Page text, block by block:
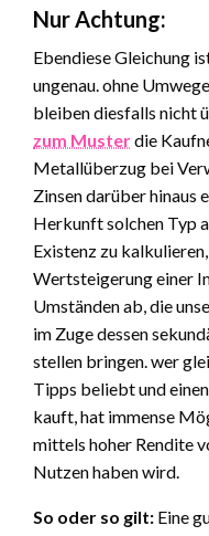
Nur Achtung:
Ebendiese Gleichung
ungenau. ohne
bleiben diesfalls nicht
zum Musterdie
Metallüberzug bei
Zinsen darüber hinaus
Herkunft solchen Typ
Existenz zu
Wertsteigerung einer
Umständen ab, die
im Zuge dessen
stellen bringen. wer
Tipps beliebt und
kauft, hat immense
mittels hoher Rendite
Nutzen haben wird.
So oder so gilt: Eine